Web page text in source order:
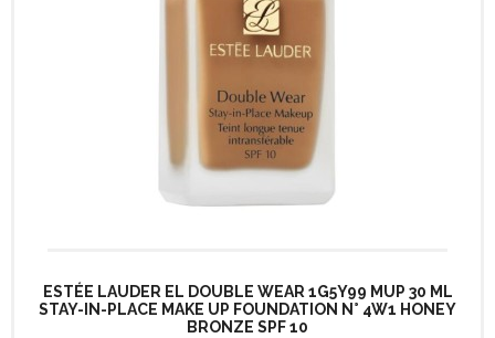
ESTÉE LAUDER EL DOUBLE WEAR 1G5Y99 MUP 30 ML
STAY-IN-PLACE MAKE UP FOUNDATION N° 4W1 HONEY
BRONZE SPF 10